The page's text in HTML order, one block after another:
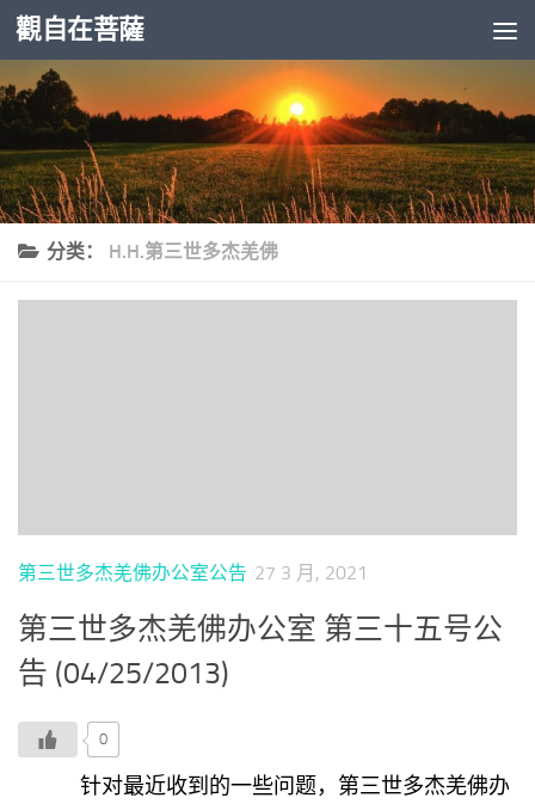
跳至内容
觀自在菩薩
分类： H.H.第三世多杰羌佛
第三世多杰羌佛办公室公告 27 3 月, 2021
第三世多杰羌佛办公室 第三十五号公
告 (04/25/2013)
0
针对最近收到的一些问题，第三世多杰羌佛办